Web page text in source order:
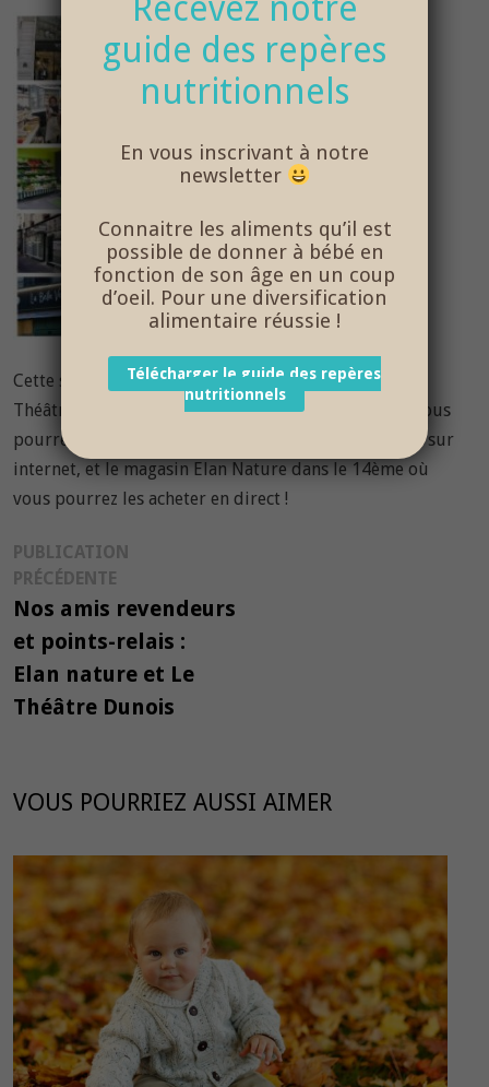
Cette semaine, nous vous proposons de découvrir le
Théâtre Dunois dans le 13ème arrondissement, où vous
pourrez aller récupérer nos petits plats commandés sur
internet, et le magasin Elan Nature dans le 14ème où
vous pourrez les acheter en direct !
Navigation
de
l’article
PUBLICATION
PRÉCÉDENTE
précédente :
Nos amis revendeurs
et points-relais :
Elan nature et Le
Théâtre Dunois
VOUS POURRIEZ AUSSI AIMER
guide des repères
nutritionnels
En vous inscrivant à notre
newsletter
Connaitre les aliments qu’il est
possible de donner à bébé en
fonction de son âge en un coup
d’oeil. Pour une diversification
alimentaire réussie !
Télécharger le guide des repères
nutritionnels